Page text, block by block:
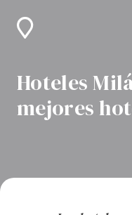
Hoteles
mejores